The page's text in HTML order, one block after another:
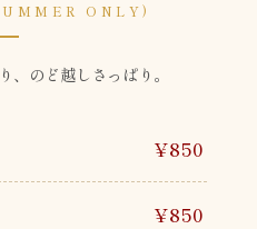
ONLY)
、のど越しさっぱり。
¥850
¥850